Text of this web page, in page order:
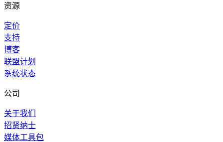
资源
定价
支持
博客
联盟计划
系统状态
公司
关于我们
招贤纳士
媒体工具包